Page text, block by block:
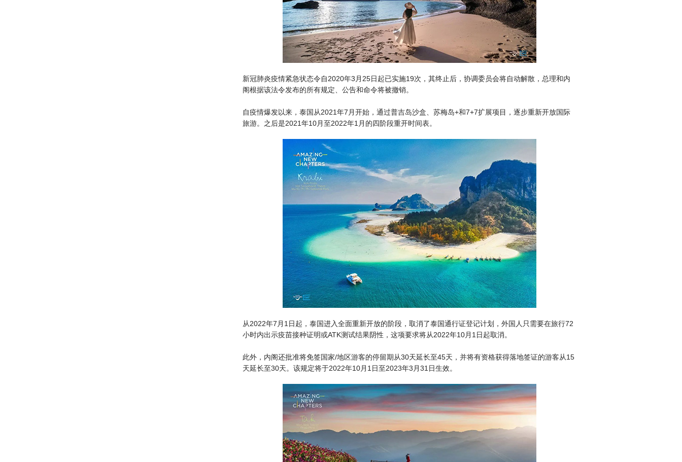
新冠肺炎疫情紧急状态令自2020年3月25日起已实施19次，其终止后，协调委员会将自动解散，总理和内
阁根据该法令发布的所有规定、公告和命令将被撤销。
自疫情爆发以来，泰国从2021年7月开始，通过普吉岛沙盒、苏梅岛+和7+7扩展项目，逐步重新开放国际
旅游。之后是2021年10月至2022年1月的四阶段重开时间表。
从2022年7月1日起，泰国进入全面重新开放的阶段，取消了泰国通行证登记计划，外国人只需要在旅行72
小时内出示疫苗接种证明或ATK测试结果阴性，这项要求将从2022年10月1日起取消。
此外，内阁还批准将免签国家/地区游客的停留期从30天延长至45天，并将有资格获得落地签证的游客从15
天延长至30天。该规定将于2022年10月1日至2023年3月31日生效。